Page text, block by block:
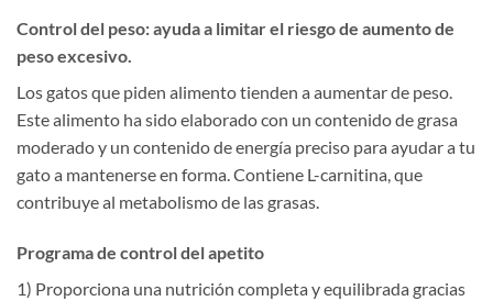
Control del peso: ayuda a limitar el riesgo de aumento de
peso excesivo.
Los gatos que piden alimento tienden a aumentar de peso.
Este alimento ha sido elaborado con un contenido de grasa
moderado y un contenido de energía preciso para ayudar a tu
gato a mantenerse en forma. Contiene L-carnitina, que
contribuye al metabolismo de las grasas.
Programa de control del apetito
1) Proporciona una nutrición completa y equilibrada gracias